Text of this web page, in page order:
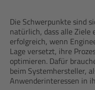
Die Schwerpunkte sind
natürlich, dass alle
erfolgreich, wenn
Lage versetzt, ihre
optimieren. Dafür
beim Systemhersteller,
Anwenderinteressen in